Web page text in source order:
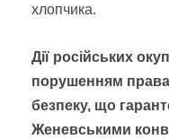
хлопчика.
Дії російських
порушенням права
безпеку, що
Женевськими